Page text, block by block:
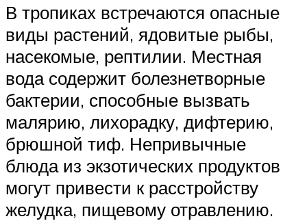
В тропиках встречаются опасные
виды растений, ядовитые рыбы,
насекомые, рептилии. Местная
вода содержит болезнетворные
бактерии, способные вызвать
малярию, лихорадку, дифтерию,
брюшной тиф. Непривычные
блюда из экзотических продуктов
могут привести к расстройству
желудка, пищевому отравлению.